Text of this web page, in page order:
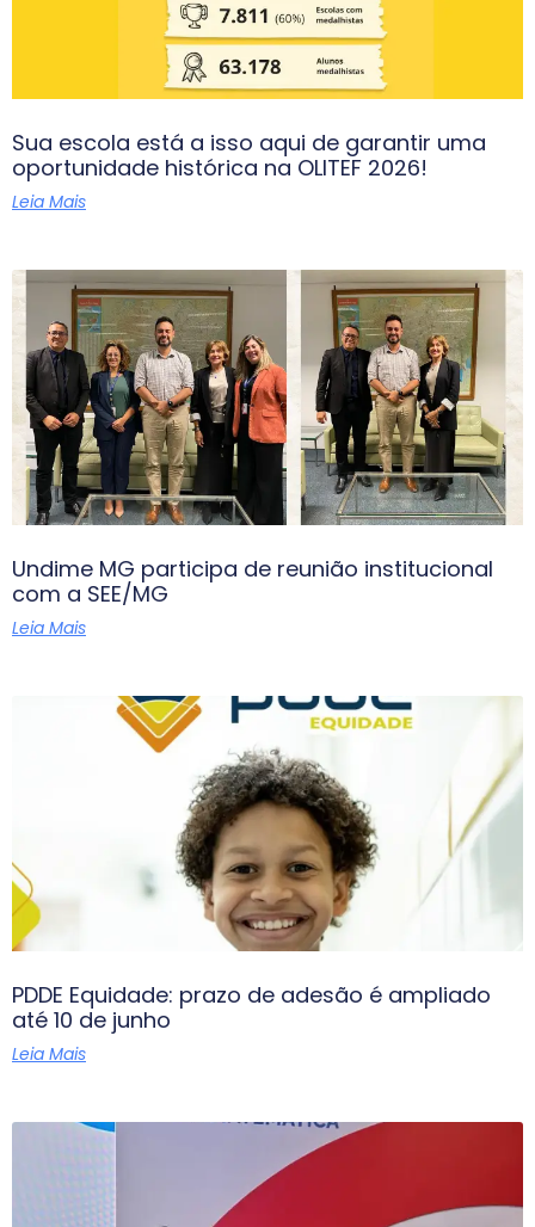
Sua escola está a isso aqui de garantir uma
oportunidade histórica na OLITEF 2026!
Leia Mais
Undime MG participa de reunião institucional
com a SEE/MG
Leia Mais
PDDE Equidade: prazo de adesão é ampliado
até 10 de junho
Leia Mais